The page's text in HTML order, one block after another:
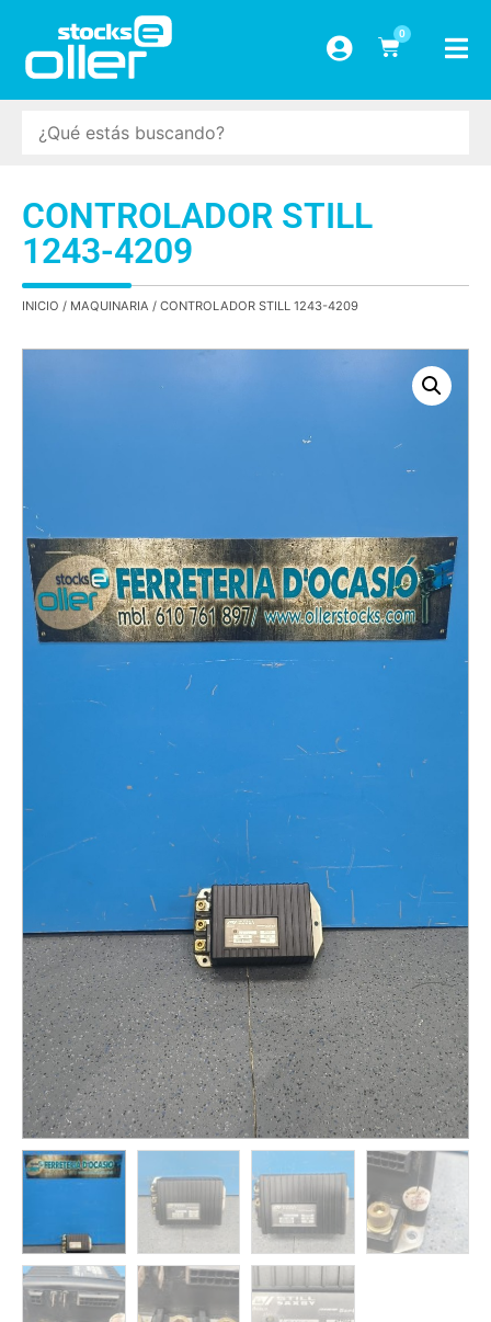
0
CONTROLADOR STILL
1243-4209
INICIO / MAQUINARIA / CONTROLADOR STILL 1243-4209